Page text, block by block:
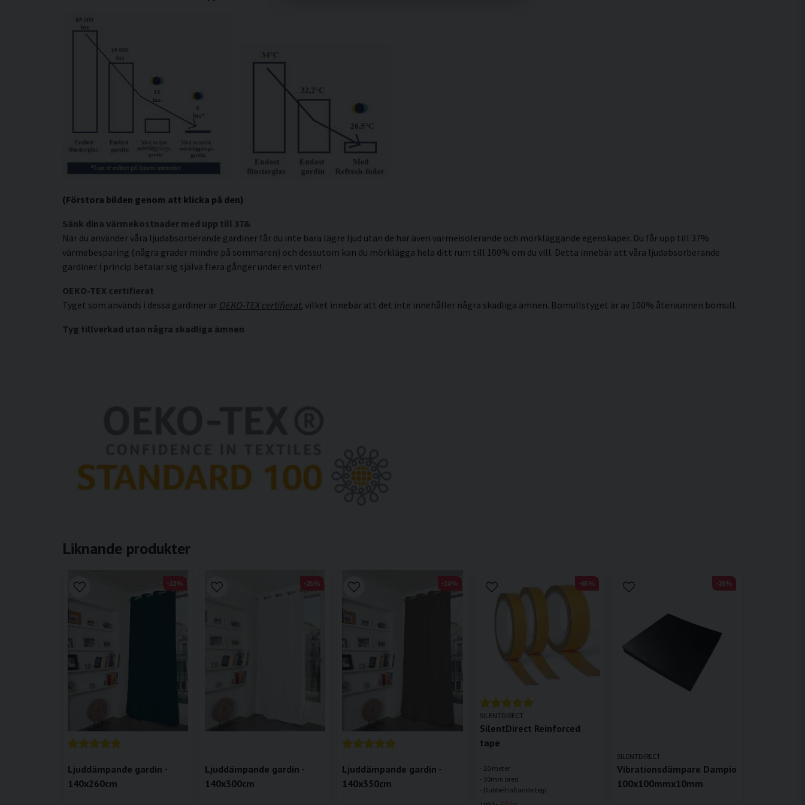
(Förstora bilden genom att klicka på den)
Sänk dina värmekostnader med upp till 37&
När du använder våra ljudabsorberande gardiner får du inte bara lägre ljud utan de har även värmeisolerande och mörkläggande egenskaper. Du får upp till 37%
värmebesparing (några grader mindre på sommaren) och dessutom kan du mörklägga hela ditt rum till 100% om du vill. Detta innebär att våra ljudabsorberande
gardiner i princip betalar sig själva flera gånger under en vinter!
OEKO-TEX certifierat
Tyget som används i dessa gardiner är OEKO-TEX certifierat, vilket innebär att det inte innehåller några skadliga ämnen. Bomullstyget är av 100% återvunnen bomull.
Tyg tillverkad utan några skadliga ämnen
Liknande produkter
Ljuddämpande gardin -
140x260cm
-13%
Ljuddämpande gardin -
140x300cm
-25%
Ljuddämpande gardin -
140x350cm
-18%
SILENTDIRECT
SilentDirect Reinforced
tape
- 20 meter
- 30mm bred
- Dubbelhäftande tejp
-65%
SILENTDIRECT
Vibrationsdämpare Dampio
100x100mmx10mm
-25%